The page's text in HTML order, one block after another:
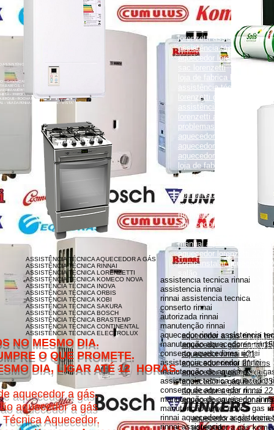
aquecedor a gás
aquecedor a gás
ASSISTÊNCIA TÉCNICA AQUECEDOR A GÁS
ASSISTÊNCIA TÉCNICA RINNAI
ASSISTÊNCIA TÉCNICA LORENZETTI
ASSISTÊNCIA TÉCNICA KOMECO NOVA
ASSISTÊNCIA TÉCNICA INOVA
ASSISTÊNCIA TÉCNICA ORBIS
ASSISTÊNCIA TÉCNICA KOBI
ASSISTÊNCIA TÉCNICA SAKURA
ASSISTÊNCIA TÉCNICA BOSCH
ASSISTÊNCIA TÉCNICA BRASTEMP
ASSISTÊNCIA TÉCNICA CONTINENTAL
ASSISTÊNCIA TÉCNICA ELECTROLUX
aquecedor a gás rinnai
aquecedor a gás rinnai 15l
aquecedor rinnai e21
aquecedor rinnai 21 litros
aquecedor a gás preço
aquecedor a gás rinnai
aquecedor a gás rinnai
aquecedor a gás rinnai
assistencia tecnica rinnai
assistencia rinnai
rinnai assistencia tecnica
conserto rinnai
autorizada rinnai
manutenção rinnai
aquecedor rinnai assistencia
manutenção aquecedores rinnai
conserto aquecedores rinnai
assistencia aquecedor rinnai
manutenção de aquecedor a
assistencia tecnica aquecedor
conserto de aquecedor rinnai
manutenção de aquecedor
manutenção aquecedor a gas
rinnai aquecedores assistencia
rinnai assistencia
aquecedor lorenzetti
lorenzetti assistência
assistência técnica
aquecedor lorenzetti não
sac lorenzetti
loja de fabrica lorenzetti
assistência técnica
lorenzetti garantia
assistência técnica
lorenzetti assistência
problemas com aquecedor
aquecedor lorenzetti manual
aquecedor a gás lorenzetti
aquecedor a gás lorenzetti
loja de fabrica lorenzetti
lorenzetti garantia
como instalar aquecedor
como instalar aquecedor
monocomando
manual aquecedor
aquecedor lorenzetti 110v
aquecedor lorenzetti água
manual aquecedor versátil
aquecedor lorenzetti 220v
como instalar aquecedor
salão
TÉCNICA RUA PORTO FELIZ 371
- CAVALCANTI - CASCADURA - COELHO
BARROS - ENGENHO LEAL - ENGENHO DA
AMÉRICA - MADUREIRA - MARECHAL
- PARQUE COLÚMBIA - PAVUNA - PENHA
- ROCHA MIRANDA - TOMÁS COELHO
- VILA DA PENHA - VILA KOSMOS - VISTA
-
AZUL
PADRE
SERRA
MOÇAS
BRASIL
DIA.
PROMETE.
LIGAR ATÉ 12 HORAS.
aquecedor a gás.
aquecedor a gás
Aquecedor,